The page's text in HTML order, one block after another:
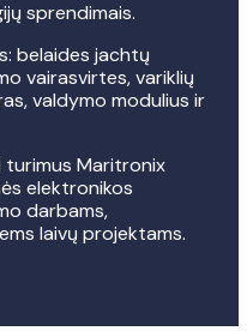
sprendimais.
belaides jachtų
vairasvirtes, variklių
valdymo modulius ir
Maritronix
elektronikos
darbams,
laivų projektams.